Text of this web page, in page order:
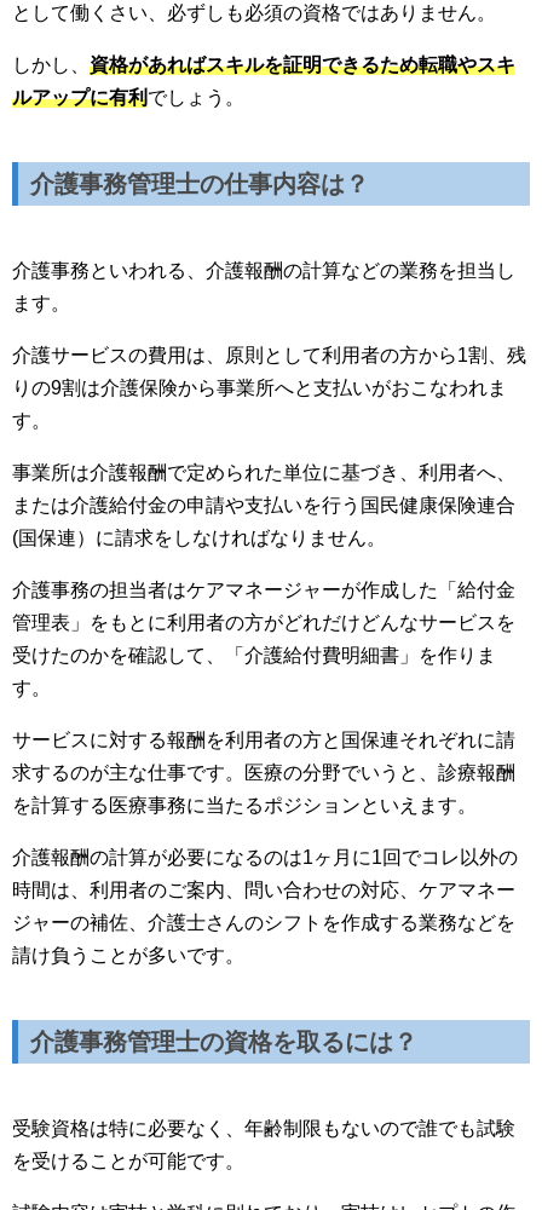
として働くさい、必ずしも必須の資格ではありません。
しかし、 資格があればスキルを証明できるため転職やスキ
ルアップに有利でしょう。
介護事務管理士の仕事内容は？
介護事務といわれる、介護報酬の計算などの業務を担当し
ます。
介護サービスの費用は、原則として利用者の方から1割、残
りの9割は介護保険から事業所へと支払いがおこなわれま
す。
事業所は介護報酬で定められた単位に基づき、利用者へ、
または介護給付金の申請や支払いを行う国民健康保険連合
(国保連）に請求をしなければなりません。
介護事務の担当者はケアマネージャーが作成した「給付金
管理表」をもとに利用者の方がどれだけどんなサービスを
受けたのかを確認して、「介護給付費明細書」を作りま
す。
サービスに対する報酬を利用者の方と国保連それぞれに請
求するのが主な仕事です。医療の分野でいうと、診療報酬
を計算する医療事務に当たるポジションといえます。
介護報酬の計算が必要になるのは1ヶ月に1回でコレ以外の
時間は、利用者のご案内、問い合わせの対応、ケアマネー
ジャーの補佐、介護士さんのシフトを作成する業務などを
請け負うことが多いです。
介護事務管理士の資格を取るには？
受験資格は特に必要なく、年齢制限もないので誰でも試験
を受けることが可能です。